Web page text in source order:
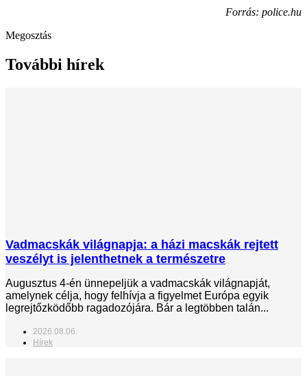
Forrás: police.hu
Megosztás
További hírek
Vadmacskák világnapja: a házi macskák rejtett
veszélyt is jelenthetnek a természetre
Augusztus 4-én ünnepeljük a vadmacskák világnapját,
amelynek célja, hogy felhívja a figyelmet Európa egyik
legrejtőzködőbb ragadozójára. Bár a legtöbben talán...
2026.08.06.
Hírek